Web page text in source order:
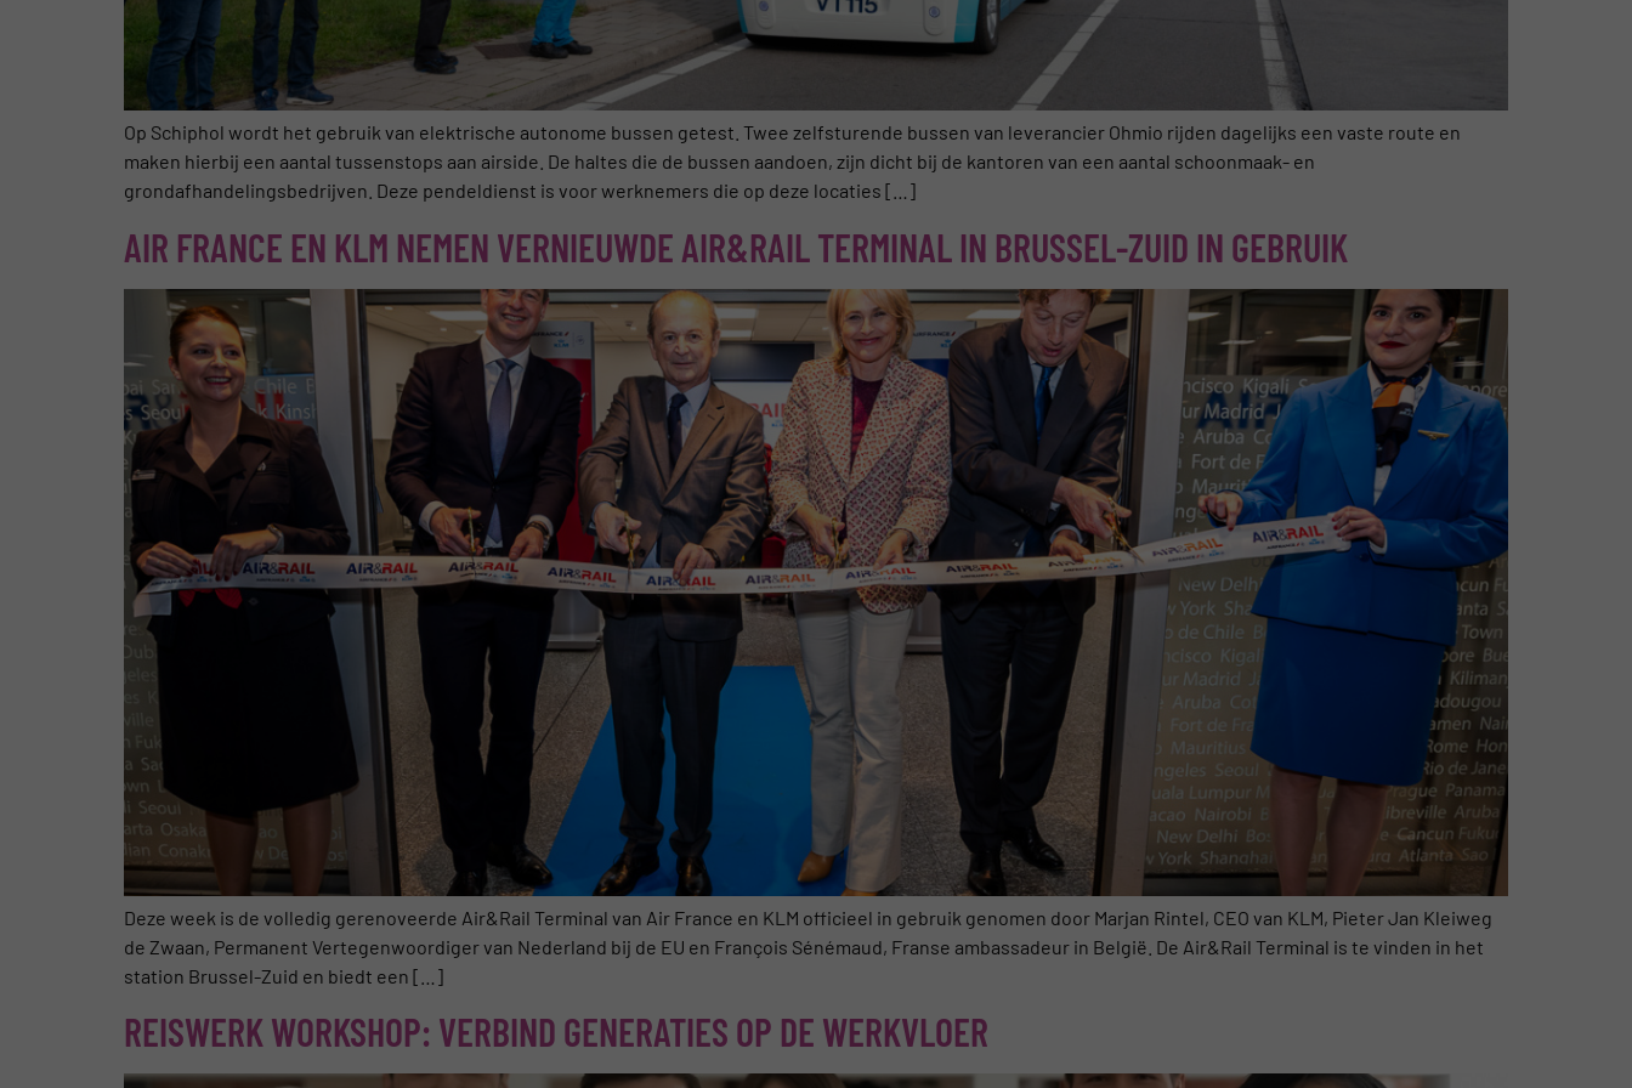
Op Schiphol wordt het gebruik van elektrische autonome bussen getest. Twee zelfsturende bussen van leverancier Ohmio rijden dagelijks een vaste route en
maken hierbij een aantal tussenstops aan airside. De haltes die de bussen aandoen, zijn dicht bij de kantoren van een aantal schoonmaak- en
grondafhandelingsbedrijven. Deze pendeldienst is voor werknemers die op deze locaties […]
AIR FRANCE EN KLM NEMEN VERNIEUWDE AIR&RAIL TERMINAL IN BRUSSEL-ZUID IN GEBRUIK
Deze week is de volledig gerenoveerde Air&Rail Terminal van Air France en KLM officieel in gebruik genomen door Marjan Rintel, CEO van KLM, Pieter Jan Kleiweg
de Zwaan, Permanent Vertegenwoordiger van Nederland bij de EU en François Sénémaud, Franse ambassadeur in België. De Air&Rail Terminal is te vinden in het
station Brussel-Zuid en biedt een […]
REISWERK WORKSHOP: VERBIND GENERATIES OP DE WERKVLOER